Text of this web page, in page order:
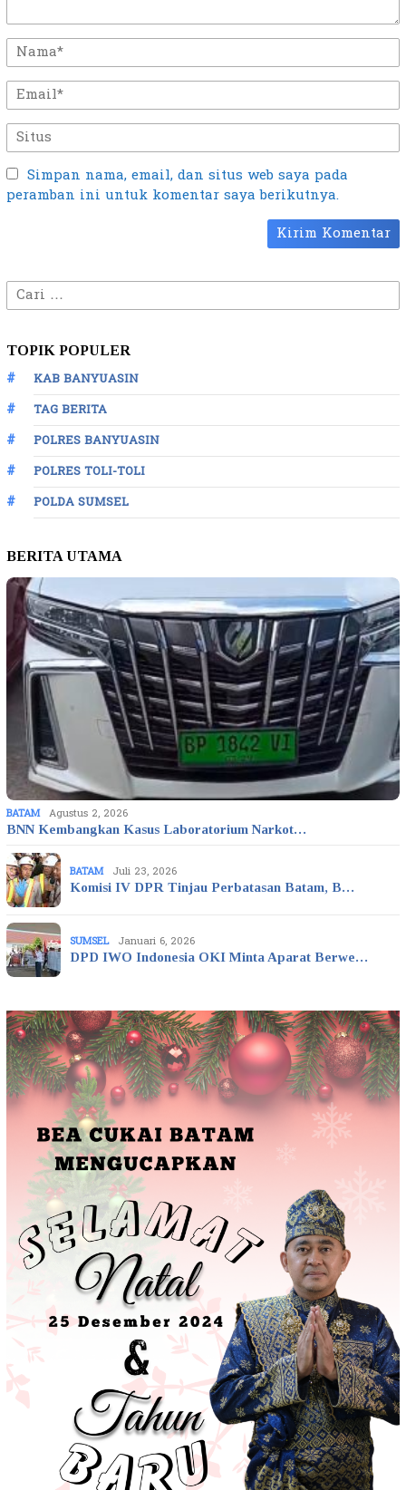
Simpan nama, email, dan situs web saya pada
peramban ini untuk komentar saya berikutnya.
Cari
untuk:
TOPIK POPULER
KAB BANYUASIN
TAG BERITA
POLRES BANYUASIN
POLRES TOLI-TOLI
POLDA SUMSEL
BERITA UTAMA
BATAM Agustus 2, 2026
BNN Kembangkan Kasus Laboratorium Narkot…
BATAM Juli 23, 2026
Komisi IV DPR Tinjau Perbatasan Batam, B…
SUMSEL Januari 6, 2026
DPD IWO Indonesia OKI Minta Aparat Berwe…